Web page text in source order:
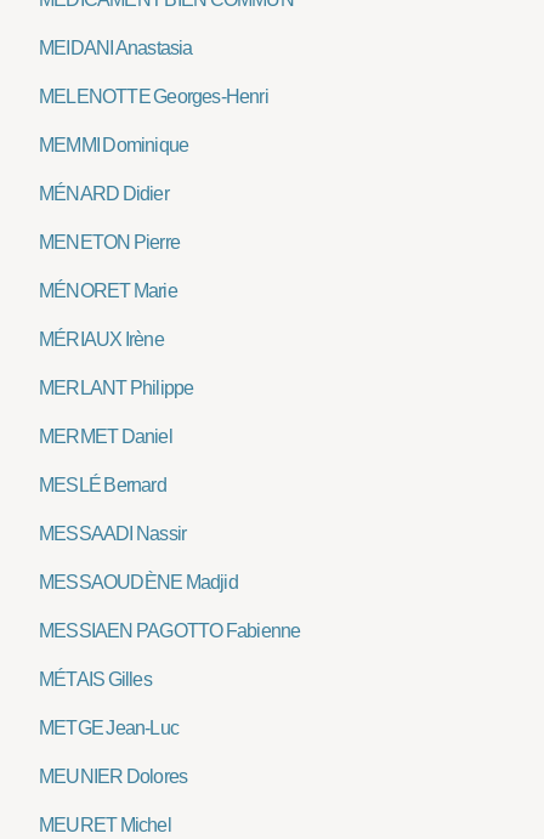
MEIDANI Anastasia
MELENOTTE Georges-Henri
MEMMI Dominique
MÉNARD Didier
MENETON Pierre
MÉNORET Marie
MÉRIAUX Irène
MERLANT Philippe
MERMET Daniel
MESLÉ Bernard
MESSAADI Nassir
MESSAOUDÈNE Madjid
MESSIAEN PAGOTTO Fabienne
MÉTAIS Gilles
METGE Jean-Luc
MEUNIER Dolores
MEURET Michel